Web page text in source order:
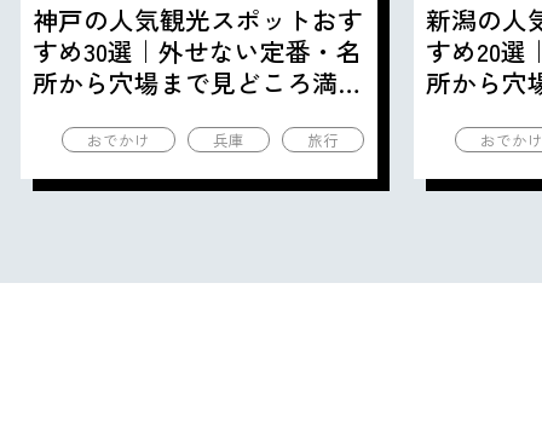
神戸の人気観光スポットおす
すめ30選｜外せない定番・名
所から穴場まで見どころ満載
おでかけ 兵庫 旅行
新潟の人
すめ20選
所から穴
おでか